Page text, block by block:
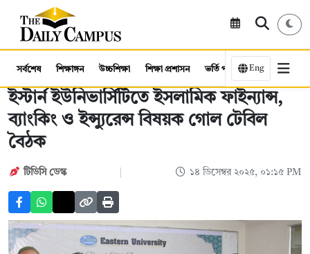
সর্বশেষ শিক্ষাঙ্গন উচ্চশিক্ষা শিক্ষা প্রশাসন ভর্তি পরীক্ষা কর্মসংস্থান
Eng
ইস্টার্ন ইউনিভার্সিটিতে ইসলামিক ফাইন্যান্স,
ব্যাংকিং ও ইন্স্যুরেন্স বিষয়ক গোল টেবিল
বৈঠক
টিডিসি ডেস্ক ১৪ ডিসেম্বর ২০২৫, ০১:১৫ PM